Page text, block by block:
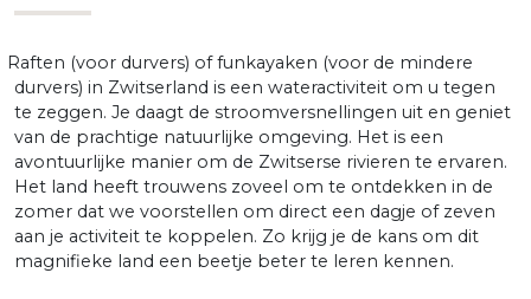
Raften (voor durvers) of funkayaken (voor de mindere
durvers) in Zwitserland is een wateractiviteit om u tegen
te zeggen. Je daagt de stroomversnellingen uit en geniet
van de prachtige natuurlijke omgeving. Het is een
avontuurlijke manier om de Zwitserse rivieren te ervaren.
Het land heeft trouwens zoveel om te ontdekken in de
zomer dat we voorstellen om direct een dagje of zeven
aan je activiteit te koppelen. Zo krijg je de kans om dit
magnifieke land een beetje beter te leren kennen.